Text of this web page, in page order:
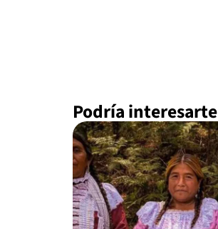
Podría interesarte